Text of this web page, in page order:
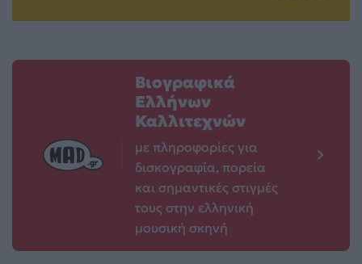
Βιογραφικά
Ελλήνων
Καλλιτεχνών
με πληροφορίες για
δισκογραφία, πορεία
και σημαντικές στιγμές
τους στην ελληνική
μουσική σκηνή